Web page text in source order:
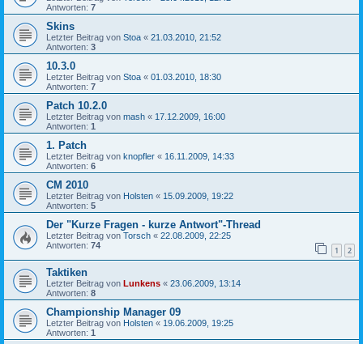
Antworten: 7
Skins
Letzter Beitrag von Stoa « 21.03.2010, 21:52
Antworten: 3
10.3.0
Letzter Beitrag von Stoa « 01.03.2010, 18:30
Antworten: 7
Patch 10.2.0
Letzter Beitrag von mash « 17.12.2009, 16:00
Antworten: 1
1. Patch
Letzter Beitrag von knopfler « 16.11.2009, 14:33
Antworten: 6
CM 2010
Letzter Beitrag von Holsten « 15.09.2009, 19:22
Antworten: 5
Der "Kurze Fragen - kurze Antwort"-Thread
Letzter Beitrag von Torsch « 22.08.2009, 22:25
Antworten: 74 1 2
Taktiken
Letzter Beitrag von Lunkens « 23.06.2009, 13:14
Antworten: 8
Championship Manager 09
Letzter Beitrag von Holsten « 19.06.2009, 19:25
Antworten: 1